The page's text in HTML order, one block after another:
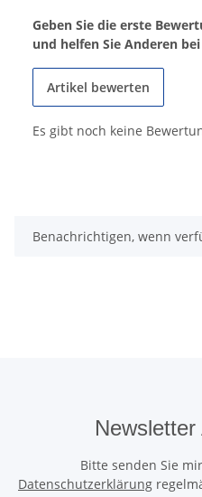
Geben Sie die erste
und helfen Sie Anderen
Artikel bewerten
Es gibt noch keine
Benachrichtigen, wenn
Newsletter
Bitte senden Sie
Datenschutzerklärung